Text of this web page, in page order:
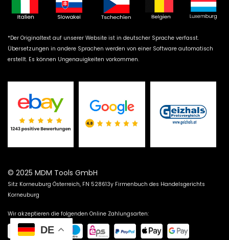
*Der Originaltext auf unserer Website ist in deutscher Sprache verfasst.
Übersetzungen in andere Sprachen werden von einer Software automatisch
erstellt. Es können Ungenauigkeiten vorkommen.
© 2025 MDM Tools GmbH
Sitz Korneuburg Österreich, FN 528613y Firmenbuch des Handelsgerichts
Korneuburg
Wir akzeptieren die folgenden Online Zahlungsarten:
DE